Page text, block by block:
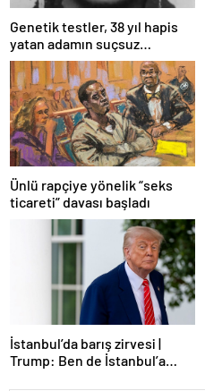
Genetik testler, 38 yıl hapis
yatan adamın suçsuz
olduğunu ortaya çıkardı
Ünlü rapçiye yönelik “seks
ticareti” davası başladı
İstanbul’da barış zirvesi |
Trump: Ben de İstanbul’a